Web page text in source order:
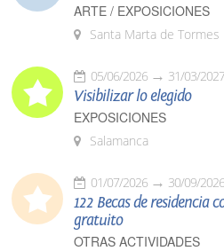
ARTE / EXPOSICIONES
Santa Marta de Tormes
05/06/2026 31/03/2027
Visibilizar lo elegido
EXPOSICIONES
Salamanca
01/07/2026 30/09/2026
122 Becas de residencia
gratuito
OTRAS ACTIVIDADES